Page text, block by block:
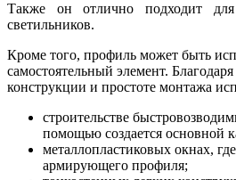
Также он отлично подходит для
светильников.
Кроме того, профиль может быть
самостоятельный элемент.
конструкции и простоте монтажа
строительстве
помощью создается основной
металлопластиковых окнах,
армирующего профиля;